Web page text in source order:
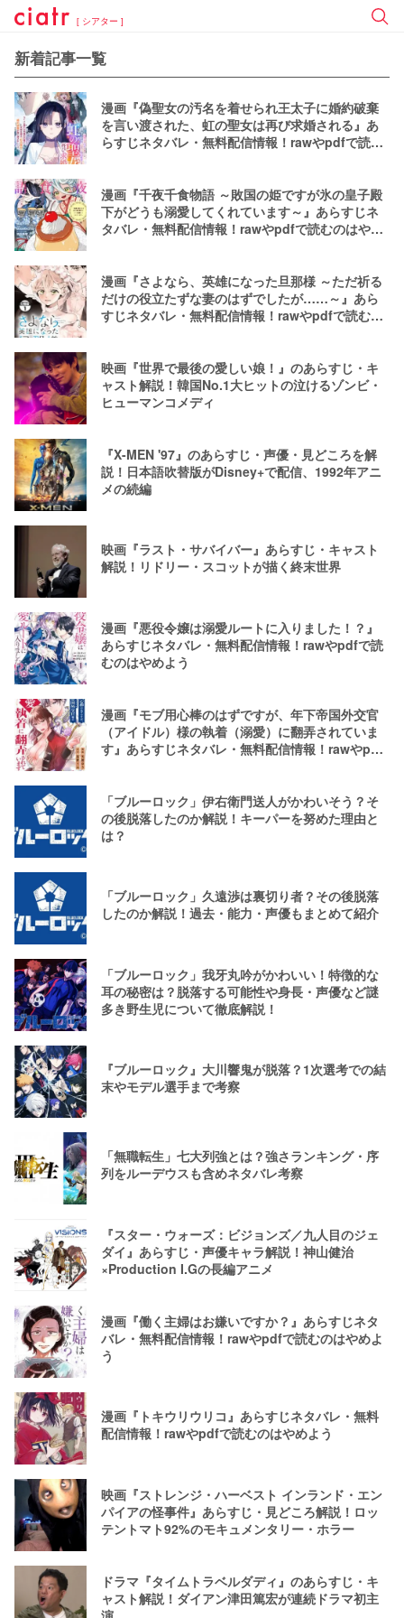
[ シアター ]
新着記事一覧
漫画『偽聖女の汚名を着せられ王太子に婚約破棄
を言い渡された、虹の聖女は再び求婚される』あ
らすじネタバレ・無料配信情報！rawやpdfで読む
漫画『千夜千食物語 ～敗国の姫ですが氷の皇子殿
下がどうも溺愛してくれています～』あらすじネ
タバレ・無料配信情報！rawやpdfで読むのはやめ
漫画『さよなら、英雄になった旦那様 ～ただ祈る
だけの役立たずな妻のはずでしたが……～』あら
すじネタバレ・無料配信情報！rawやpdfで読むの
映画『世界で最後の愛しい娘！』のあらすじ・キ
ャスト解説！韓国No.1大ヒットの泣けるゾンビ・
ヒューマンコメディ
『X-MEN '97』のあらすじ・声優・見どころを解
説！日本語吹替版がDisney+で配信、1992年アニ
メの続編
映画『ラスト・サバイバー』あらすじ・キャスト
解説！リドリー・スコットが描く終末世界
漫画『悪役令嬢は溺愛ルートに入りました！？』
あらすじネタバレ・無料配信情報！rawやpdfで読
むのはやめよう
漫画『モブ用心棒のはずですが、年下帝国外交官
（アイドル）様の執着（溺愛）に翻弄されていま
す』あらすじネタバレ・無料配信情報！rawやpdf
「ブルーロック」伊右衛門送人がかわいそう？そ
の後脱落したのか解説！キーパーを努めた理由と
は？
「ブルーロック」久遠渉は裏切り者？その後脱落
したのか解説！過去・能力・声優もまとめて紹介
「ブルーロック」我牙丸吟がかわいい！特徴的な
耳の秘密は？脱落する可能性や身長・声優など謎
多き野生児について徹底解説！
『ブルーロック』大川響鬼が脱落？1次選考での結
末やモデル選手まで考察
「無職転生」七大列強とは？強さランキング・序
列をルーデウスも含めネタバレ考察
『スター・ウォーズ：ビジョンズ／九人目のジェ
ダイ』あらすじ・声優キャラ解説！神山健治
×Production I.Gの長編アニメ
漫画『働く主婦はお嫌いですか？』あらすじネタ
バレ・無料配信情報！rawやpdfで読むのはやめよ
う
漫画『トキウリウリコ』あらすじネタバレ・無料
配信情報！rawやpdfで読むのはやめよう
映画『ストレンジ・ハーベスト インランド・エン
パイアの怪事件』あらすじ・見どころ解説！ロッ
テントマト92%のモキュメンタリー・ホラー
ドラマ『タイムトラベルダディ』のあらすじ・キ
ャスト解説！ダイアン津田篤宏が連続ドラマ初主